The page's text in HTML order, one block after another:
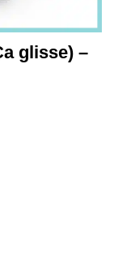
glisse) –